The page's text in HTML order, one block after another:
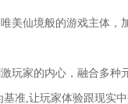
仙境般的游戏主体，
家的内心，融合多种
,让玩家体验跟现实中